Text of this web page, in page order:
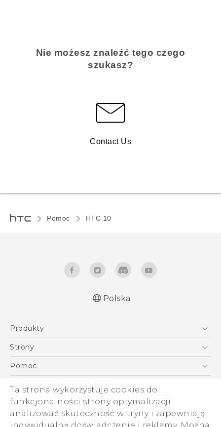
Ta strona wykorzystuje cookies do
funkcjonalności strony optymalizacji
analizować skuteczność witryny i zapewniają
Nie możesz znaleźć tego czego
szukasz?
Contact Us
Pomoc HTC 10‎
Polish - Wytyczne dotyczące bezpieczeństwa i
English - User manual
English - Safety and regulatory guide
Polska
Produkty
Smartfony
VIVE
Akcesoria
Strony
HTC Vive
Pomoc
Pomoc E-commerce
Ogólne informacje o firmie
ESG
Informacje o firmie